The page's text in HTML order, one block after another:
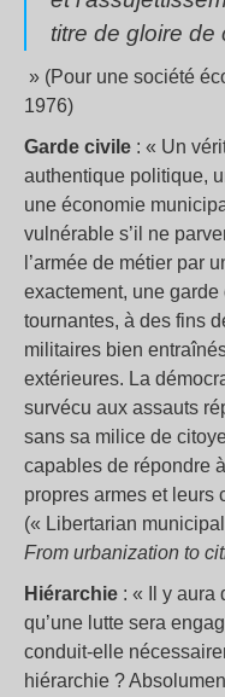
titre de gloire de
» (Pour une société
1976)
Garde civile : « Un
authentique politique,
une économie
vulnérable s’il ne
l’armée de métier par
exactement, une
tournantes, à des fins
militaires bien
extérieures. La
survécu aux assauts
sans sa milice de
capables de répondre
propres armes et leurs
(« Libertarian
From urbanization to
Hiérarchie : « Il y aura
qu’une lutte sera
conduit-elle
hiérarchie ?